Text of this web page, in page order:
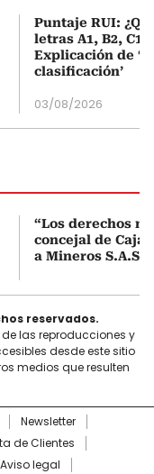
Puntaje RUI:
letras A1, B2, C1
Explicación de
clasificación’
03/08/2026
“Los derechos
concejal de
a Mineros S.A.S.
reservados.
de las reproducciones y
desde este sitio
medios que resulten
Newsletter
de Clientes
Aviso legal